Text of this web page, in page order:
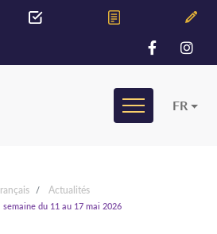
FR
Actualités
du 11 au 17 mai 2026